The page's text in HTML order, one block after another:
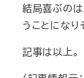
結局喜ぶの
うことになり
記事は以上。